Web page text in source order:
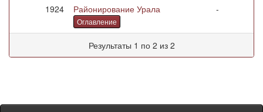
1924 Районирование Урала
Оглавление
-
Результаты 1 по 2 из 2